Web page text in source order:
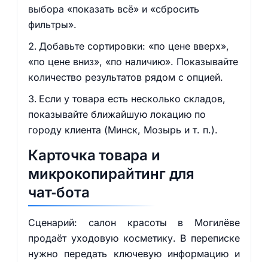
выбора «показать всё» и «сбросить
фильтры».
Добавьте сортировки: «по цене вверх»,
«по цене вниз», «по наличию». Показывайте
количество результатов рядом с опцией.
Если у товара есть несколько складов,
показывайте ближайшую локацию по
городу клиента (Минск, Мозырь и т. п.).
Карточка товара и
микрокопирайтинг для
чат‑бота
Сценарий: салон красоты в Могилёве
продаёт уходовую косметику. В переписке
нужно передать ключевую информацию и